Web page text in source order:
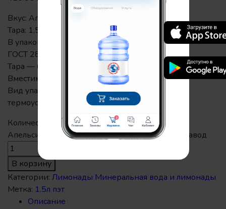
Вкус: Апельсин
Тара: 1,5л. ПЭТФ
В упаковке: 6
ГОСТ 28188 — 2014
Тара — бутылка ПЭТФ
Вместимость — 1,5 л.
Вид упаковки — 6 бутылок, обтянутых
термоусадочной пленкой
Количество товара Нальчикский Лимонад 1,5 л
Апельсин, газированный напиток Халвичный завод
В корзину
Категории: Лимонады Минеральная вода и лимонады
Метка: 1.5л пэт
Описание